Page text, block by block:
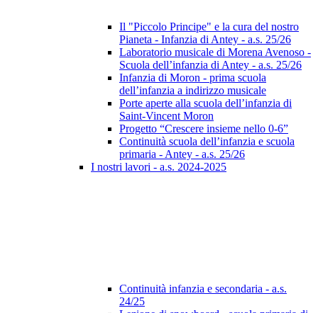
Il "Piccolo Principe" e la cura del nostro
Pianeta - Infanzia di Antey - a.s. 25/26
Laboratorio musicale di Morena Avenoso -
Scuola dell’infanzia di Antey - a.s. 25/26
Infanzia di Moron - prima scuola
dell’infanzia a indirizzo musicale
Porte aperte alla scuola dell’infanzia di
Saint-Vincent Moron
Progetto “Crescere insieme nello 0-6”
Continuità scuola dell’infanzia e scuola
primaria - Antey - a.s. 25/26
I nostri lavori - a.s. 2024-2025
Continuità infanzia e secondaria - a.s.
24/25